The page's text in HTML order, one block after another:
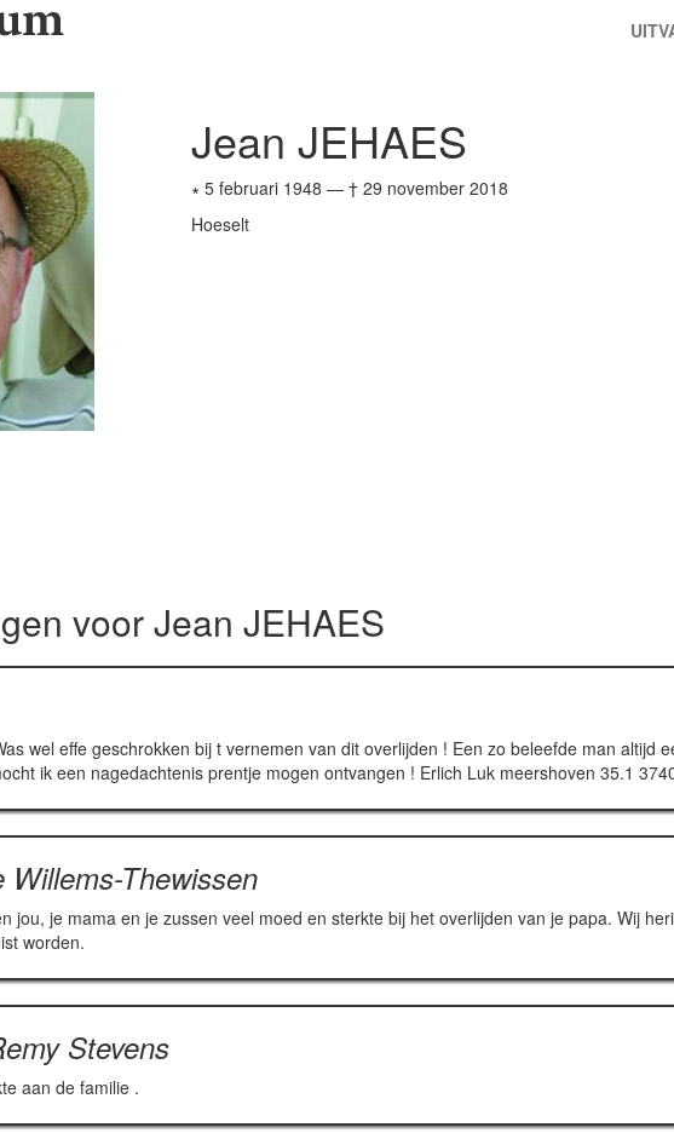
Jean JEHAES
∗ 5 februari 1948 — † 29 november 2018
Hoeselt
voorJean JEHAES
wel effe geschrokken bij t vernemen van dit overlijden ! Een zo beleefde man altijd
ik een nagedachtenis prentje mogen ontvangen ! Erlich Luk meershoven 35.1
Thewissen
jou, je mama en je zussen veel moed en sterkte bij het overlijden van je papa. Wij
worden.
Stevens
aan de familie .